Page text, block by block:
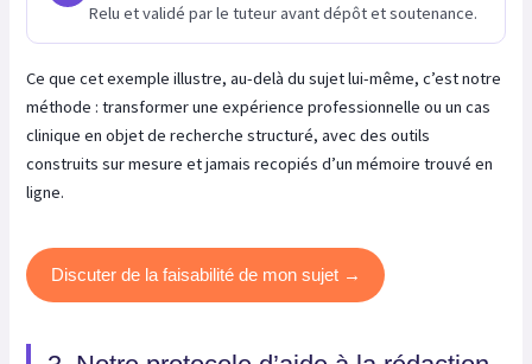
Relu et validé par le tuteur avant dépôt et soutenance.
Ce que cet exemple illustre, au-delà du sujet lui-même, c’est notre
méthode : transformer une expérience professionnelle ou un cas
clinique en objet de recherche structuré, avec des outils
construits sur mesure et jamais recopiés d’un mémoire trouvé en
ligne.
Discuter de la faisabilité de mon sujet →